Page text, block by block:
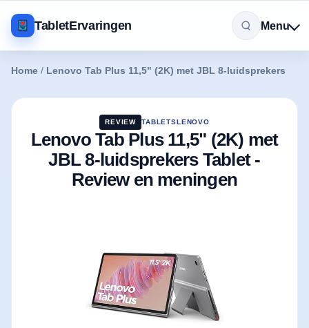
TabletErvaringen Menu
Home / Lenovo Tab Plus 11,5" (2K) met JBL 8-luidsprekers
REVIEW TABLETSLENOVO
Lenovo Tab Plus 11,5" (2K) met
JBL 8-luidsprekers Tablet -
Review en meningen